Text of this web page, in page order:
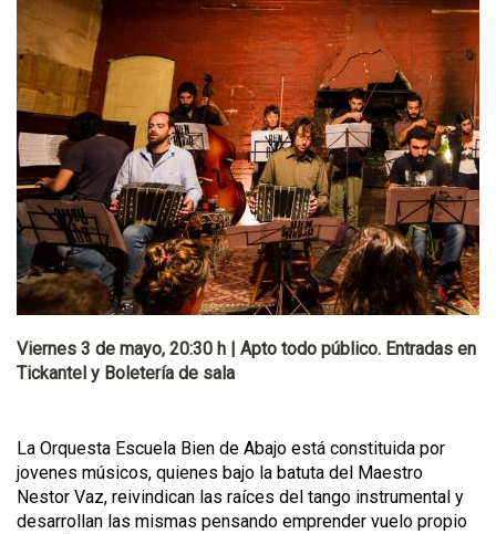
Viernes 3 de mayo, 20:30 h | Apto todo público. Entradas en
Tickantel y Boletería de sala
La Orquesta Escuela Bien de Abajo está constituida por
jovenes músicos, quienes bajo la batuta del Maestro
Nestor Vaz, reivindican las raíces del tango instrumental y
desarrollan las mismas pensando emprender vuelo propio